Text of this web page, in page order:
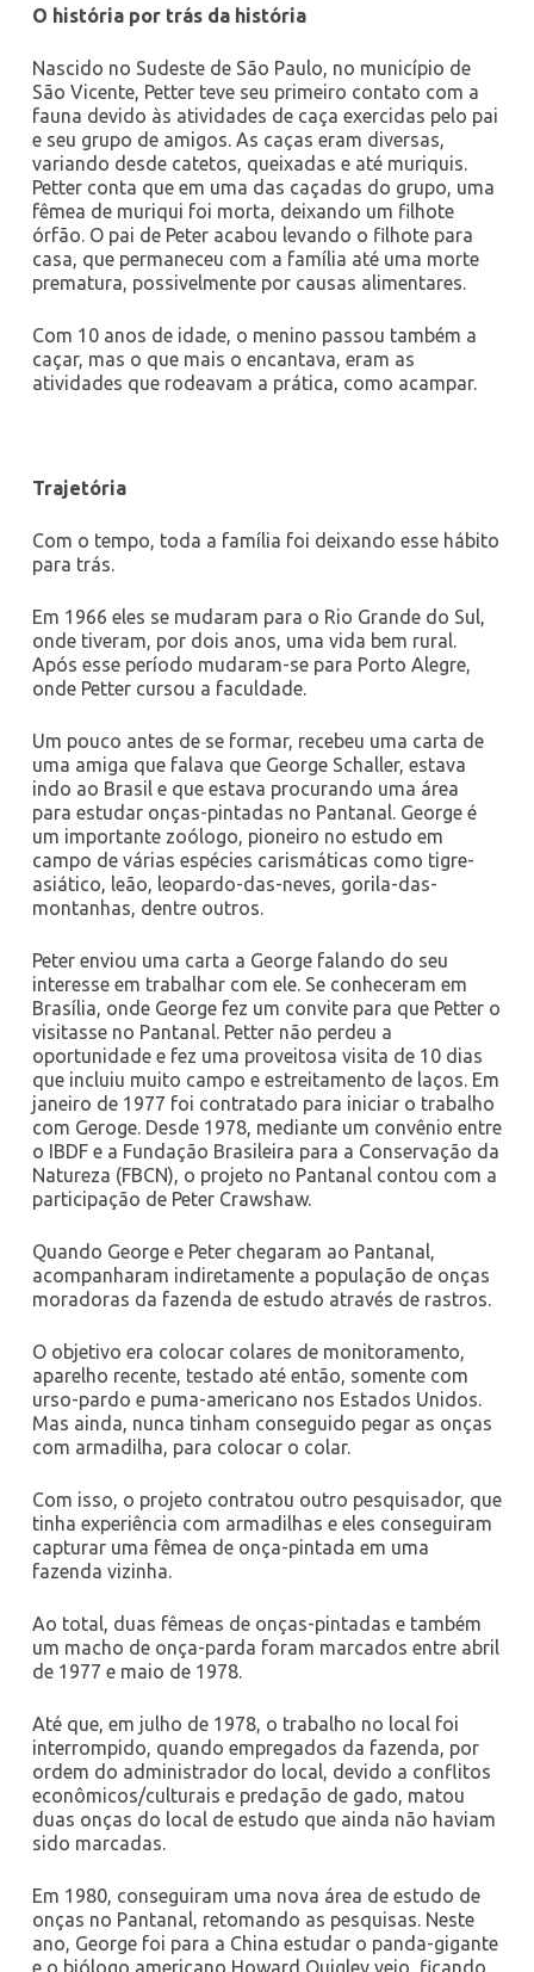
O história por trás da história
Nascido no Sudeste de São Paulo, no município de
São Vicente, Petter teve seu primeiro contato com a
fauna devido às atividades de caça exercidas pelo pai
e seu grupo de amigos. As caças eram diversas,
variando desde catetos, queixadas e até muriquis.
Petter conta que em uma das caçadas do grupo, uma
fêmea de muriqui foi morta, deixando um filhote
órfão. O pai de Peter acabou levando o filhote para
casa, que permaneceu com a família até uma morte
prematura, possivelmente por causas alimentares.
Com 10 anos de idade, o menino passou também a
caçar, mas o que mais o encantava, eram as
atividades que rodeavam a prática, como acampar.
Trajetória
Com o tempo, toda a família foi deixando esse hábito
para trás.
Em 1966 eles se mudaram para o Rio Grande do Sul,
onde tiveram, por dois anos, uma vida bem rural.
Após esse período mudaram-se para Porto Alegre,
onde Petter cursou a faculdade.
Um pouco antes de se formar, recebeu uma carta de
uma amiga que falava que George Schaller, estava
indo ao Brasil e que estava procurando uma área
para estudar onças-pintadas no Pantanal. George é
um importante zoólogo, pioneiro no estudo em
campo de várias espécies carismáticas como tigre-
asiático, leão, leopardo-das-neves, gorila-das-
montanhas, dentre outros.
Peter enviou uma carta a George falando do seu
interesse em trabalhar com ele. Se conheceram em
Brasília, onde George fez um convite para que Petter o
visitasse no Pantanal. Petter não perdeu a
oportunidade e fez uma proveitosa visita de 10 dias
que incluiu muito campo e estreitamento de laços. Em
janeiro de 1977 foi contratado para iniciar o trabalho
com Geroge. Desde 1978, mediante um convênio entre
o IBDF e a Fundação Brasileira para a Conservação da
Natureza (FBCN), o projeto no Pantanal contou com a
participação de Peter Crawshaw.
Quando George e Peter chegaram ao Pantanal,
acompanharam indiretamente a população de onças
moradoras da fazenda de estudo através de rastros.
O objetivo era colocar colares de monitoramento,
aparelho recente, testado até então, somente com
urso-pardo e puma-americano nos Estados Unidos.
Mas ainda, nunca tinham conseguido pegar as onças
com armadilha, para colocar o colar.
Com isso, o projeto contratou outro pesquisador, que
tinha experiência com armadilhas e eles conseguiram
capturar uma fêmea de onça-pintada em uma
fazenda vizinha.
Ao total, duas fêmeas de onças-pintadas e também
um macho de onça-parda foram marcados entre abril
de 1977 e maio de 1978.
Até que, em julho de 1978, o trabalho no local foi
interrompido, quando empregados da fazenda, por
ordem do administrador do local, devido a conflitos
econômicos/culturais e predação de gado, matou
duas onças do local de estudo que ainda não haviam
sido marcadas.
Em 1980, conseguiram uma nova área de estudo de
onças no Pantanal, retomando as pesquisas. Neste
ano, George foi para a China estudar o panda-gigante
e o biólogo americano Howard Quigley veio, ficando